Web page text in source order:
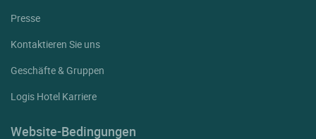
Presse
Kontaktieren Sie uns
Geschäfte & Gruppen
Logis Hotel Karriere
Website-Bedingungen